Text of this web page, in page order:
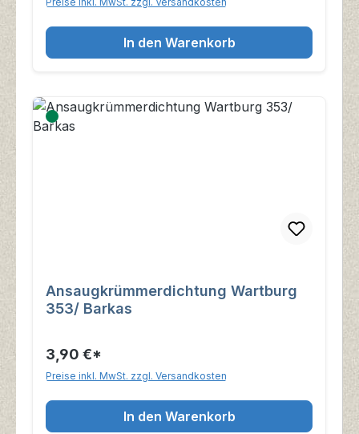
In den Warenkorb
Ansaugkrümmerdichtung Wartburg
353/ Barkas
3,90 €*
Preise inkl. MwSt. zzgl. Versandkosten
In den Warenkorb